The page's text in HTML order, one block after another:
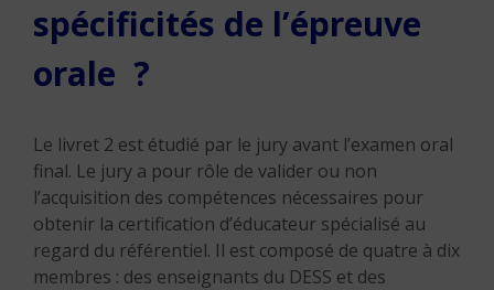
spécificités de l’épreuve
orale ?
Le livret 2 est étudié par le jury avant l’examen oral
final. Le jury a pour rôle de valider ou non
l’acquisition des compétences nécessaires pour
obtenir la certification d’éducateur spécialisé au
regard du référentiel. Il est composé de quatre à dix
membres : des enseignants du DESS et des